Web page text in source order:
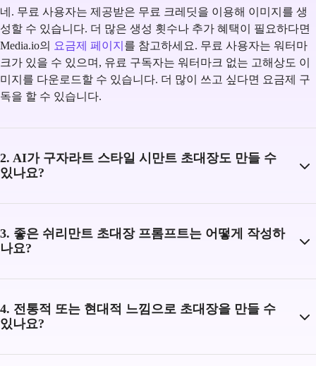
네. 무료 사용자는 제공받은 무료 크레딧을 이용해 이미지를 생
성할 수 있습니다. 더 많은 생성 횟수나 추가 혜택이 필요하다면
Media.io의 요금제 페이지 를 참고하세요. 무료 사용자는 워터마
크가 있을 수 있으며, 유료 구독자는 워터마크 없는 고해상도 이
미지를 다운로드할 수 있습니다. 더 많이 쓰고 싶다면 요금제 구
독을 할 수 있습니다.
2. AI가 구자라트 스타일 시만트 초대장도 만들 수
있나요?
3. 좋은 쉬리만트 초대장 프롬프트는 어떻게 작성하
나요?
4. 전통적 또는 현대적 느낌으로 초대장을 만들 수
있나요?